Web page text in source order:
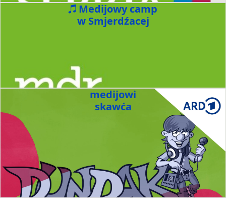
Medijowy camp
w Smjerdźacej
medijowi
skawća